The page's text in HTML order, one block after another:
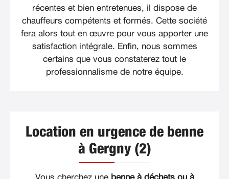
récentes et bien entretenues, il dispose de
chauffeurs compétents et formés. Cette société
fera alors tout en œuvre pour vous apporter une
satisfaction intégrale. Enfin, nous sommes
certains que vous constaterez tout le
professionnalisme de notre équipe.
Location en urgence de benne
à Gergny (2)
Vous cherchez une benne à déchets ou à